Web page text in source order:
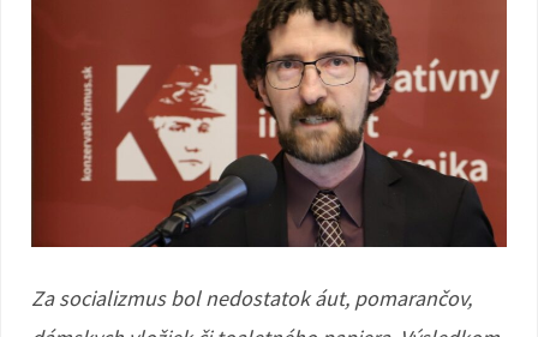
Za socializmus bol nedostatok áut, pomarančov,